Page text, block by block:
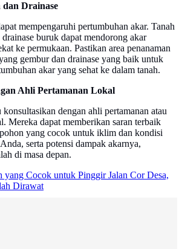
Drainase
mempengaruhi pertumbuhan akar. Tanah
drainase buruk dapat mendorong akar
ke permukaan. Pastikan area penanaman
gembur dan drainase yang baik untuk
akar yang sehat ke dalam tanah.
Ahli Pertamanan Lokal
konsultasikan dengan ahli pertamanan atau
Mereka dapat memberikan saran terbaik
yang cocok untuk iklim dan kondisi
serta potensi dampak akarnya,
di masa depan.
yang Cocok untuk Pinggir Jalan Cor Desa,
Dirawat